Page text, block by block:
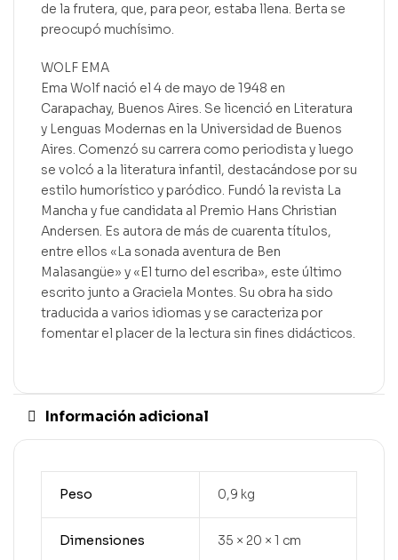
de la frutera, que, para peor, estaba llena. Berta se
preocupó muchísimo.
WOLF EMA
Ema Wolf nació el 4 de mayo de 1948 en
Carapachay, Buenos Aires. Se licenció en Literatura
y Lenguas Modernas en la Universidad de Buenos
Aires. Comenzó su carrera como periodista y luego
se volcó a la literatura infantil, destacándose por su
estilo humorístico y paródico. Fundó la revista La
Mancha y fue candidata al Premio Hans Christian
Andersen. Es autora de más de cuarenta títulos,
entre ellos «La sonada aventura de Ben
Malasangüe» y «El turno del escriba», este último
escrito junto a Graciela Montes. Su obra ha sido
traducida a varios idiomas y se caracteriza por
fomentar el placer de la lectura sin fines didácticos.
Información adicional
Peso 0,9 kg
Dimensiones 35 × 20 × 1 cm